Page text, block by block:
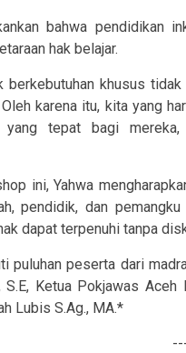
bahwa pendidikan
hak belajar.
berkebutuhan khusus
karena itu, kita yang
yang tepat bagi
ini, Yahwa
pendidik, dan
dapat terpenuhi tanpa
puluhan peserta dari
S.E, Ketua Pokjawas
Lubis S.Ag., MA.*